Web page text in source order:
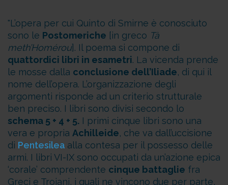
L’opera per cui Quinto di Smirne è conosciuto
sono le Postomeriche [in greco Tà
meth’Homérou]. Il poema si compone di
quattordici libri in esametri. La vicenda prende
le mosse dalla conclusione dell’Iliade, di qui il
nome dell’opera. L’organizzazione degli
argomenti risponde ad un criterio strutturale
ben preciso. I libri sono divisi secondo lo
schema 5 + 4 + 5. I primi cinque libri sono una
vera e propria Achilleide, che va dall’uccisione
di Pentesilea alla contesa per il possesso delle
armi. I libri VI-IX sono occupati da un’azione epica
‘corale’ comprendente cinque battaglie fra
Greci e Troiani, i quali ne vincono due per parte,